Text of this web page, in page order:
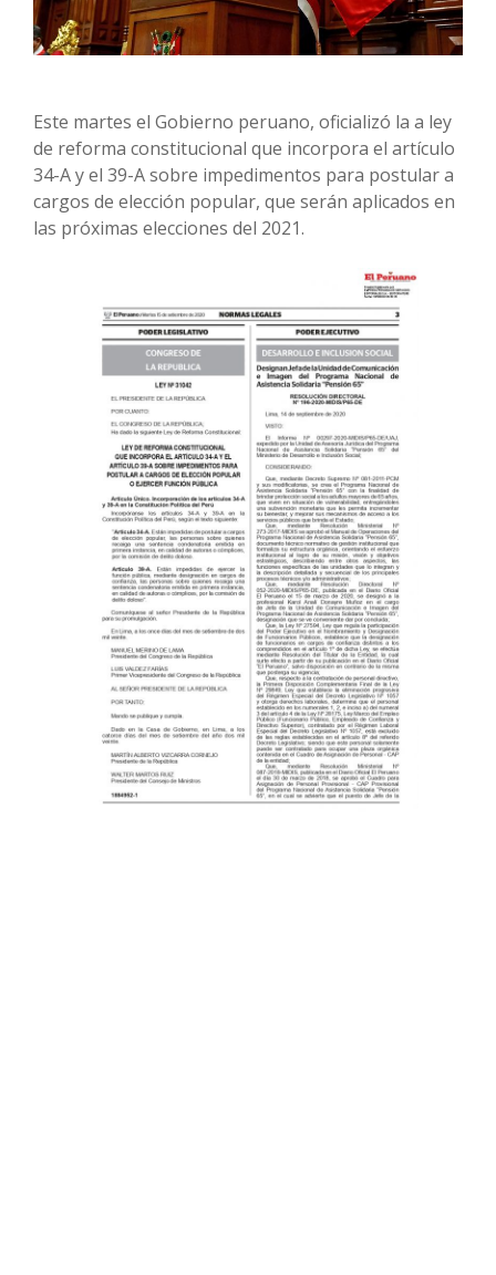
Este martes el Gobierno peruano, oficializó la a ley
de reforma constitucional que incorpora el artículo
34-A y el 39-A sobre impedimentos para postular a
cargos de elección popular, que serán aplicados en
las próximas elecciones del 2021.